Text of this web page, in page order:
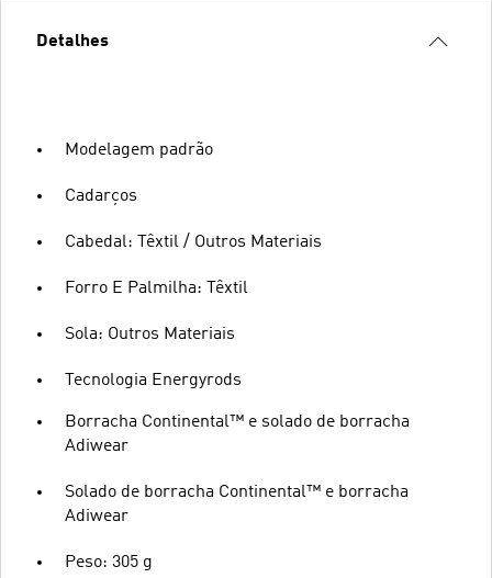
Detalhes
Modelagem padrão
Cadarços
Cabedal: Têxtil / Outros Materiais
Forro E Palmilha: Têxtil
Sola: Outros Materiais
Tecnologia Energyrods
Borracha Continental™ e solado de borracha
Adiwear
Solado de borracha Continental™ e borracha
Adiwear
Peso: 305 g